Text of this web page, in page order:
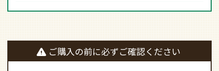
ご購入の前に必ずご確認ください